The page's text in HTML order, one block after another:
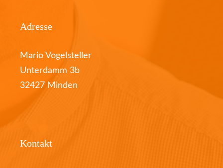
Adresse
Mario Vogelsteller
Unterdamm 3b
32427 Minden
Kontakt